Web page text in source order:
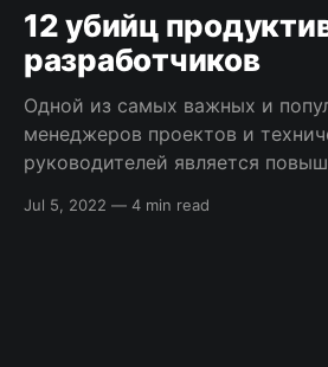
12 убийц
разработчиков
Одной из самых важных и
менеджеров проектов и
руководителей является
много статей. Давайте
Jul 5, 2022 — 4 min read